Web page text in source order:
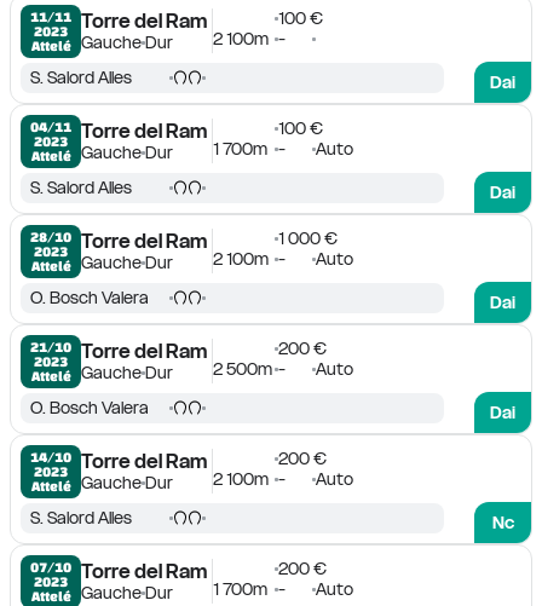
11/11
2023
Attelé
Torre del Ram
GaucheDur
100 €
2 100m -
Dai
S. Salord Alles
04/11
2023
Attelé
Torre del Ram
GaucheDur
100 €
1 700m -
Auto
Dai
S. Salord Alles
28/10
2023
Attelé
Torre del Ram
GaucheDur
1 000 €
2 100m -
Auto
Dai
O. Bosch Valera
21/10
2023
Attelé
Torre del Ram
GaucheDur
200 €
2 500m -
Auto
Dai
O. Bosch Valera
14/10
2023
Attelé
Torre del Ram
GaucheDur
200 €
2 100m -
Auto
Nc
S. Salord Alles
07/10
2023
Attelé
Torre del Ram
GaucheDur
200 €
1 700m -
Auto